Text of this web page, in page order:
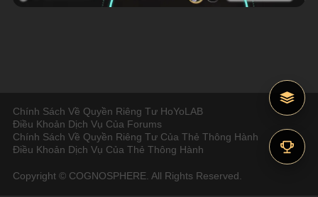
Chính Sách Về Quyền Riêng Tư HoYoLAB
Điều Khoản Dịch Vụ Của Forums
Chính Sách Về Quyền Riêng Tư Của Thẻ Thông Hành
Điều Khoản Dịch Vụ Của Thẻ Thông Hành
Copyright © COGNOSPHERE. All Rights Reserved.